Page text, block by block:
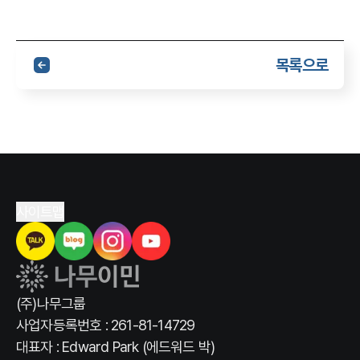
목록으로
(주)나무그룹
사업자등록번호 : 261-81-14729
대표자 : Edward Park (에드워드 박)